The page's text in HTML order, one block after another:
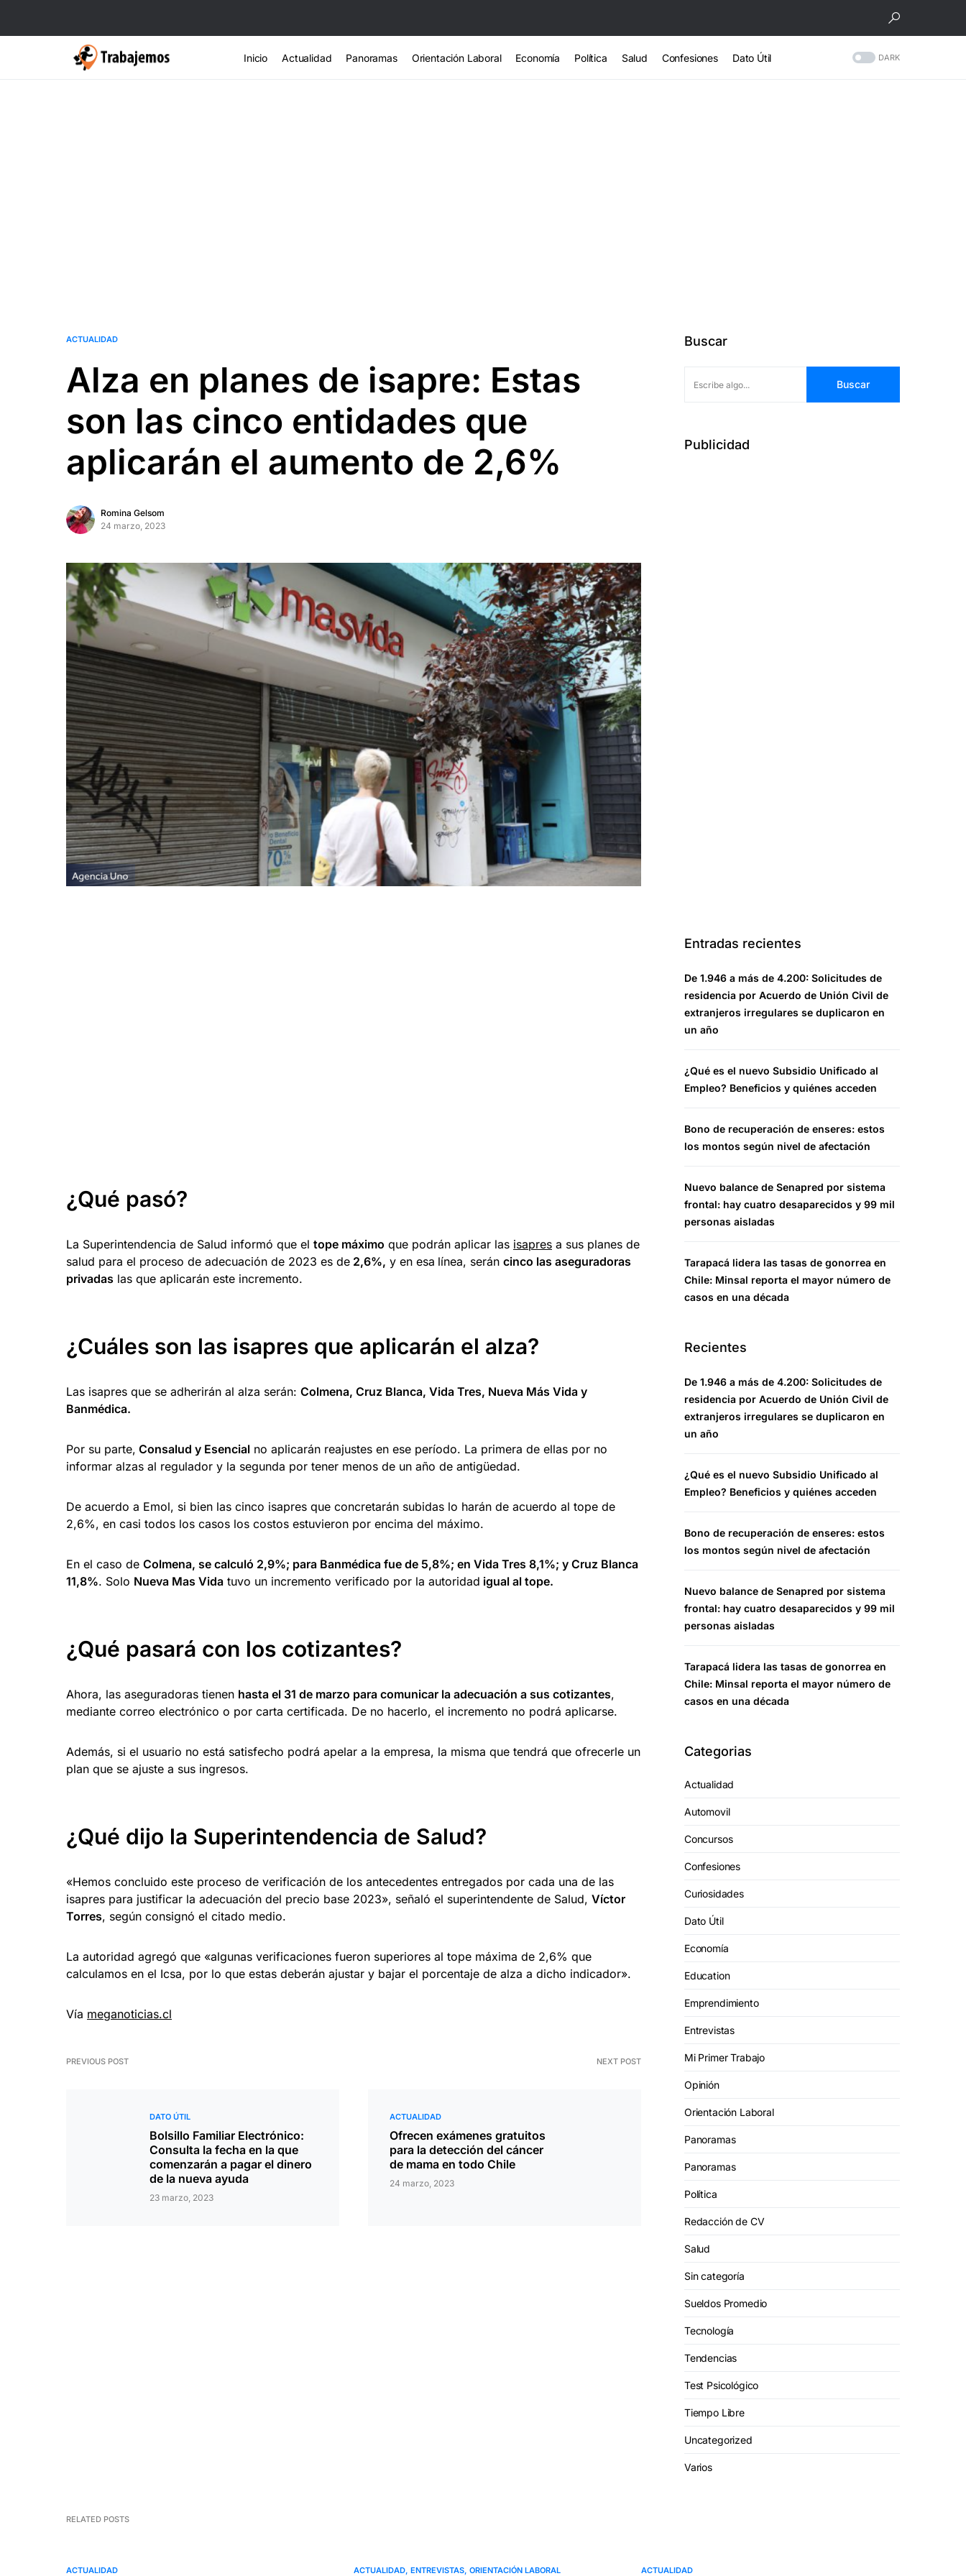
Inicio Actualidad Panoramas Orientación Laboral Economía Política Salud Confesiones Dato Útil DARK
ACTUALIDAD
Alza en planes de isapre: Estas
son las cinco entidades que
aplicarán el aumento de 2,6%
Romina Gelsom
24 marzo, 2023
¿Qué pasó?
La Superintendencia de Salud informó que el tope máximo que podrán aplicar las isapres a sus planes de
salud para el proceso de adecuación de 2023 es de 2,6%, y en esa línea, serán cinco las aseguradoras
privadas las que aplicarán este incremento.
¿Cuáles son las isapres que aplicarán el alza?
Las isapres que se adherirán al alza serán: Colmena, Cruz Blanca, Vida Tres, Nueva Más Vida y
Banmédica.
Por su parte, Consalud y Esencial no aplicarán reajustes en ese período. La primera de ellas por no
informar alzas al regulador y la segunda por tener menos de un año de antigüedad.
De acuerdo a Emol, si bien las cinco isapres que concretarán subidas lo harán de acuerdo al tope de
2,6%, en casi todos los casos los costos estuvieron por encima del máximo.
En el caso de Colmena, se calculó 2,9%; para Banmédica fue de 5,8%; en Vida Tres 8,1%; y Cruz Blanca
11,8%. Solo Nueva Mas Vida tuvo un incremento verificado por la autoridad igual al tope.
¿Qué pasará con los cotizantes?
Ahora, las aseguradoras tienen hasta el 31 de marzo para comunicar la adecuación a sus cotizantes,
mediante correo electrónico o por carta certificada. De no hacerlo, el incremento no podrá aplicarse.
Además, si el usuario no está satisfecho podrá apelar a la empresa, la misma que tendrá que ofrecerle un
plan que se ajuste a sus ingresos.
¿Qué dijo la Superintendencia de Salud?
«Hemos concluido este proceso de verificación de los antecedentes entregados por cada una de las
isapres para justificar la adecuación del precio base 2023», señaló el superintendente de Salud, Víctor
Torres, según consignó el citado medio.
La autoridad agregó que «algunas verificaciones fueron superiores al tope máxima de 2,6% que
calculamos en el Icsa, por lo que estas deberán ajustar y bajar el porcentaje de alza a dicho indicador».
Vía meganoticias.cl
PREVIOUS POST
DATO ÚTIL
Bolsillo Familiar Electrónico:
Consulta la fecha en la que
comenzarán a pagar el dinero
de la nueva ayuda
23 marzo, 2023
NEXT POST
ACTUALIDAD
Ofrecen exámenes gratuitos
para la detección del cáncer
de mama en todo Chile
24 marzo, 2023
Buscar
Buscar
Publicidad
Entradas recientes
De 1.946 a más de 4.200: Solicitudes de
residencia por Acuerdo de Unión Civil de
extranjeros irregulares se duplicaron en
un año
¿Qué es el nuevo Subsidio Unificado al
Empleo? Beneficios y quiénes acceden
Bono de recuperación de enseres: estos
los montos según nivel de afectación
Nuevo balance de Senapred por sistema
frontal: hay cuatro desaparecidos y 99 mil
personas aisladas
Tarapacá lidera las tasas de gonorrea en
Chile: Minsal reporta el mayor número de
casos en una década
Recientes
De 1.946 a más de 4.200: Solicitudes de
residencia por Acuerdo de Unión Civil de
extranjeros irregulares se duplicaron en
un año
¿Qué es el nuevo Subsidio Unificado al
Empleo? Beneficios y quiénes acceden
Bono de recuperación de enseres: estos
los montos según nivel de afectación
Nuevo balance de Senapred por sistema
frontal: hay cuatro desaparecidos y 99 mil
personas aisladas
Tarapacá lidera las tasas de gonorrea en
Chile: Minsal reporta el mayor número de
casos en una década
Categorias
Actualidad
Automovil
Concursos
Confesiones
Curiosidades
Dato Útil
Economía
Education
Emprendimiento
Entrevistas
Mi Primer Trabajo
Opinión
Orientación Laboral
Panoramas
Panoramas
Política
Redacción de CV
Salud
Sin categoría
Sueldos Promedio
Tecnología
Tendencias
Test Psicológico
Tiempo Libre
Uncategorized
Varios
RELATED POSTS
ACTUALIDAD ACTUALIDAD ENTREVISTAS ORIENTACIÓN LABORAL ACTUALIDAD